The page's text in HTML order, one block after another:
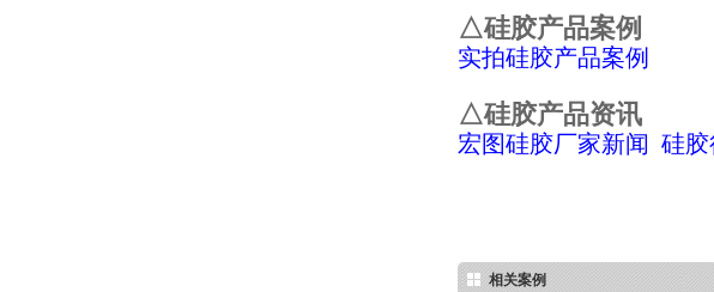
△硅胶产品案例
实拍硅胶产品案例
△硅胶产品资讯
宏图硅胶厂家新闻 硅胶
相关案例